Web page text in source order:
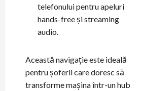
telefonului pentru apeluri
hands-free și streaming
audio.
Această navigație este ideală
pentru șoferii care doresc să
transforme mașina într-un hub